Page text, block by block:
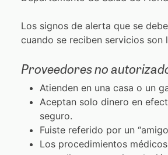
Los signos de alerta que se
cuando se reciben servicios son
Proveedores no
Atienden en una casa o un
Aceptan solo dinero en
seguro.
Fuiste referido por un
Los procedimientos